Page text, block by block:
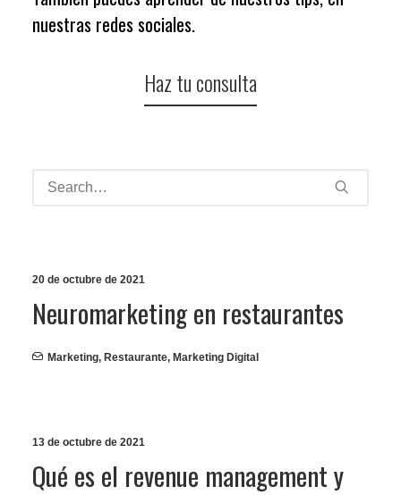
nuestras redes sociales.
Haz tu consulta
20 de octubre de 2021
Neuromarketing en restaurantes
Marketing, Restaurante, Marketing Digital
13 de octubre de 2021
Qué es el revenue management y